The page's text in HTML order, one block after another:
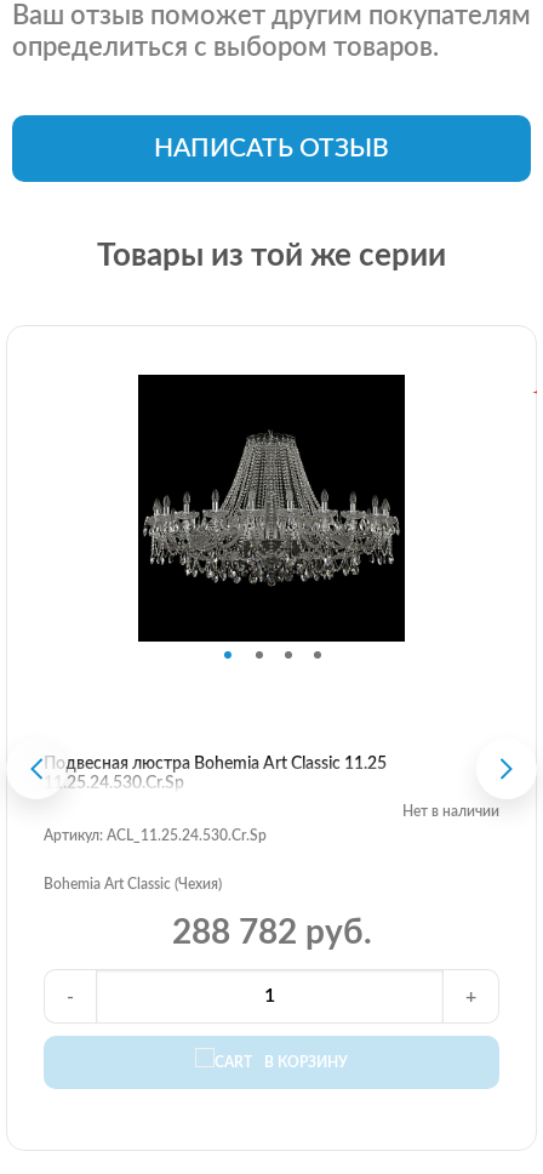
Ваш отзыв поможет другим покупателям
определиться с выбором товаров.
НАПИСАТЬ ОТЗЫВ
Товары из той же серии
Подвесная люстра Bohemia Art Classic 11.25
11.25.24.530.Cr.Sp
Нет в наличии
Артикул: ACL_11.25.24.530.Cr.Sp
Bohemia Art Classic (Чехия)
288 782 руб.
В КОРЗИНУ
- +